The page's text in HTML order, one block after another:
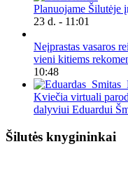
Planuojame Šilutėje
23 d. - 11:01
Neįprastas vasaros
vieni kitiems
10:48
Kviečia virtuali
dalyviui Eduardui
Šilutės knygininkai